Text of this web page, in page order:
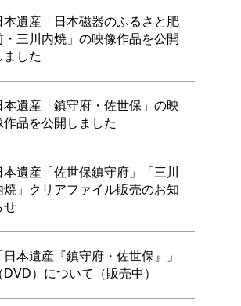
本遺産「日本磁器のふるさと肥
・三川内焼」の映像作品を公開
ました
本遺産「鎮守府・佐世保」の映
作品を公開しました
本遺産「佐世保鎮守府」「三川
焼」クリアファイル販売のお知
せ
日本遺産『鎮守府・佐世保』」
DVD）について（販売中）